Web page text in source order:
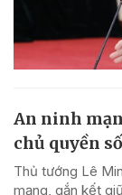
An ninh
chủ quyền
Thủ tướng Lê
mạng, gắn kết